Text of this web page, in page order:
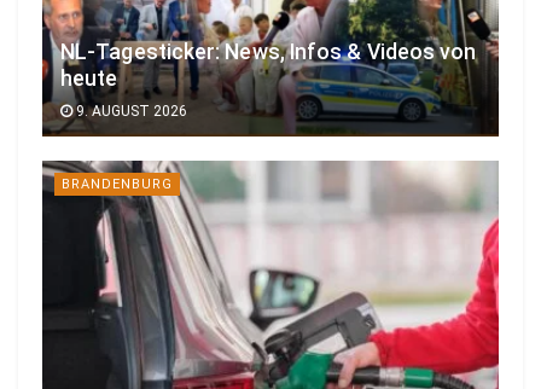
NL-Tagesticker: News, Infos & Videos von
heute
9. AUGUST 2026
BRANDENBURG